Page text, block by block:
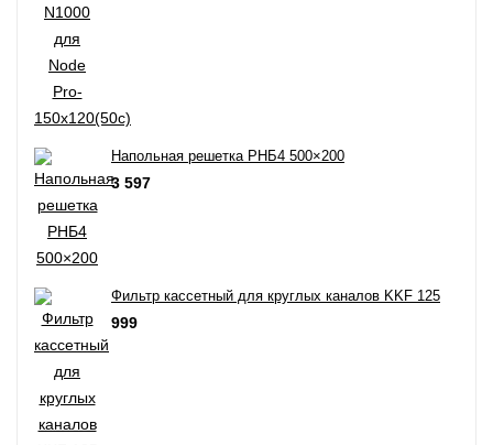
Напольная решетка РНБ4 500×200
3 597
Фильтр кассетный для круглых каналов KKF 125
999